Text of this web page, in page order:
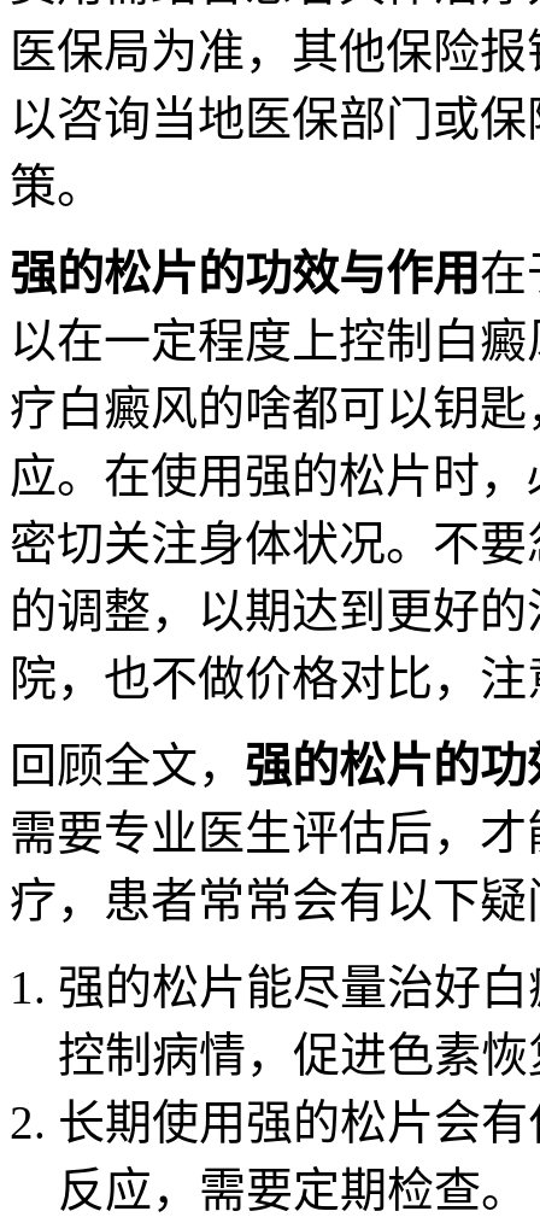
医保局为准，其他保险
以咨询当地医保部门或
策。
强的松片的功效与作用在
以在一定程度上控制白
疗白癜风的啥都可以钥
应。在使用强的松片时
密切关注身体状况。不
的调整，以期达到更好
院，也不做价格对比，
回顾全文， 强的松片的
需要专业医生评估后，
疗，患者常常会有以下疑
强的松片能尽量治好
控制病情，促进色素恢
长期使用强的松片会
反应，需要定期检查。